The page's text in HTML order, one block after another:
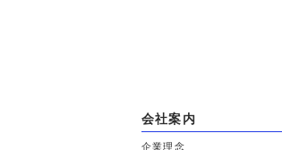
会社案内
企業理念